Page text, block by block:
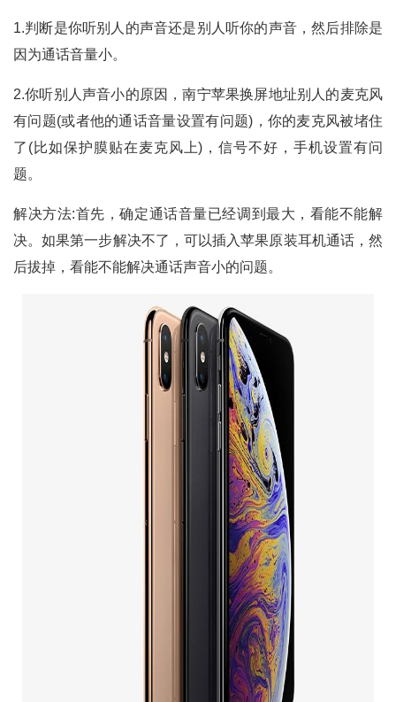
1.判断是你听别人的声音还是别人听你的声音，然后排除是
因为通话音量小。
2.你听别人声音小的原因，南宁苹果换屏地址别人的麦克风
有问题(或者他的通话音量设置有问题)，你的麦克风被堵住
了(比如保护膜贴在麦克风上)，信号不好，手机设置有问
题。
解决方法:首先，确定通话音量已经调到最大，看能不能解
决。如果第一步解决不了，可以插入苹果原装耳机通话，然
后拔掉，看能不能解决通话声音小的问题。